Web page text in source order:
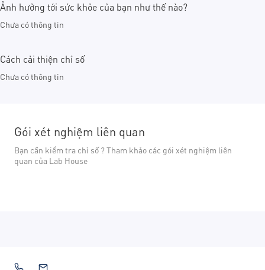
Ảnh hưởng tới sức khỏe của bạn như thế nào?
Chưa có thông tin
Cách cải thiện chỉ số
Chưa có thông tin
Gói xét nghiệm liên quan
Bạn cần kiểm tra chỉ số ? Tham khảo các gói xét nghiệm liên
quan của Lab House